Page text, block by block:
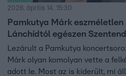
2026. április 14. 15:30
Pamkutya Márk eszméletlen
Lánchídtól egészen
Lezárult a Pamkutya
Márk olyan komolyan vette a
adott le. Most az is kiderült, mi